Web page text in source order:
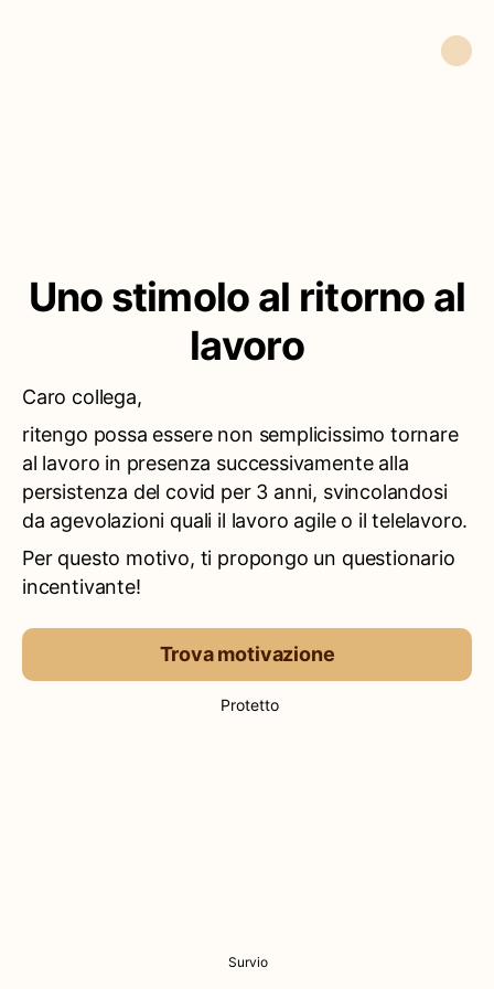
Uno stimolo al ritorno al
lavoro
Caro collega,
ritengo possa essere non semplicissimo tornare
al lavoro in presenza successivamente alla
persistenza del covid per 3 anni, svincolandosi
da agevolazioni quali il lavoro agile o il telelavoro.
Per questo motivo, ti propongo un questionario
incentivante!
Trova motivazione
Protetto
Survio